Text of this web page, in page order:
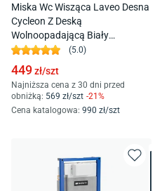
Miska Wc Wisząca Laveo Desna
Cycleon Z Deską
Wolnoopadającą Biały
Vmd_609S
(5.0)
449zł/szt
Najniższa cena z 30 dni przed
obniżką: 569 zł/szt -21 %
Cena katalogowa: 990 zł/szt